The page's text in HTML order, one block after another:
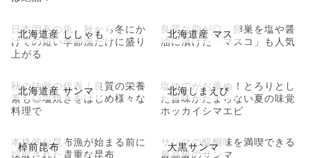
北海道産 ししゃも
日本固有の魚。秋から冬にか
けての短い季節漁だけに盛り
上がる
北海道産 マス
良質な脂が◎。卵巣を塩や醤
油に漬けた「マスコ」も人気
北海道産 サンマ
秋の味覚の代表！良質の栄養
素も◎塩焼きをはじめ様々な
料理で
北海しまえび
塩ゆでがお薦め！とろりとし
た旨味がたまらない夏の味覚
ホッカイシマエビ
棹前昆布
本格的な昆布漁が始まる前に
採取された貴重な昆布
大黒サンマ
サンマの醍醐味を満喫できる
最高級のサンマ